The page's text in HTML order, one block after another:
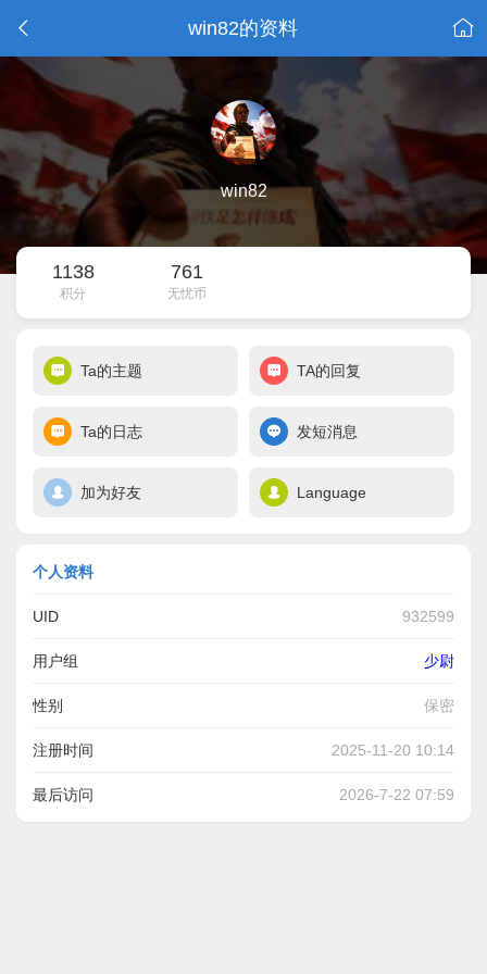
win82的资料
win82
1138
积分
761
无忧币
Ta的主题 TA的回复
Ta的日志 发短消息
加为好友 Language
个人资料
UID 932599
用户组 少尉
性别 保密
注册时间 2025-11-20 10:14
最后访问 2026-7-22 07:59